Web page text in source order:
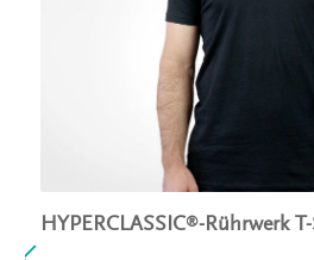
HYPERCLASSIC®-Rührwerk